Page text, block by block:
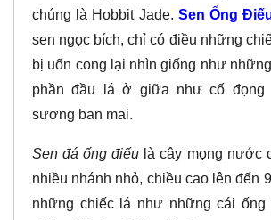
chúng là Hobbit Jade. Sen Ống
sen ngọc bích, chỉ có điều những
bị uốn cong lại nhìn giống như
phần đầu lá ở giữa như cố đọng
sương ban mai.
Sen đá ống điếu là cây mọng nước
nhiều nhánh nhỏ, chiều cao lên đến
những chiếc lá như những cái ống